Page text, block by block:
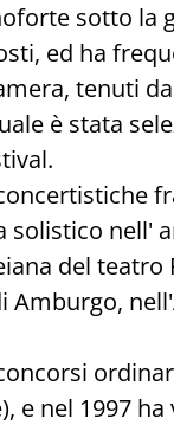
sotto la
ed ha
tenuti
è stata
nell'
del teatro
Amburgo,
e nel 1997